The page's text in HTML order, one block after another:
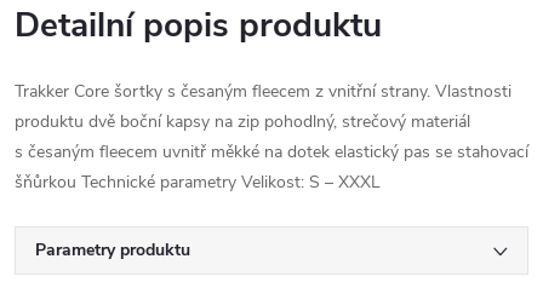
Detailní popis produktu
Trakker Core šortky s česaným fleecem z vnitřní strany. Vlastnosti
produktu dvě boční kapsy na zip pohodlný, strečový materiál
s česaným fleecem uvnitř měkké na dotek elastický pas se stahovací
šňůrkou Technické parametry Velikost: S – XXXL
Parametry produktu